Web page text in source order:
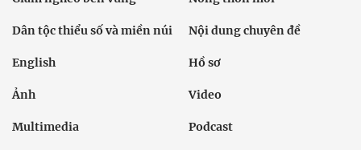
Dân tộc thiểu số và miền núi Nội dung chuyên đề
English Hồ sơ
Ảnh Video
Multimedia Podcast